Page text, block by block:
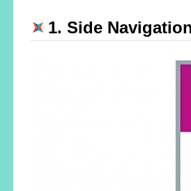
1. Side